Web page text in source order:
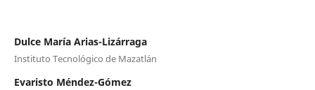
Dulce María Arias-Lizárraga
Instituto Tecnológico de Mazatlán
Evaristo Méndez-Gómez